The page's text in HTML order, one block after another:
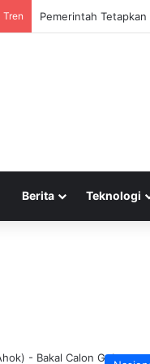
Tren
Berita Teknologi